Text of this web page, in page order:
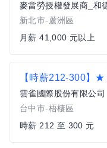
麥當勞授權發展商_和
新北市-蘆洲區
月薪 41,000 元以上
雲雀國際股份有限公司
台中市-梧棲區
時薪 212 至 300 元